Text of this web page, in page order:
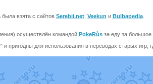
взята с сайтов Serebii.net, Veekun и Bulbapedia.
осуществлён командой PokeRùs за едуза большое
для использования в переводах старых игр,